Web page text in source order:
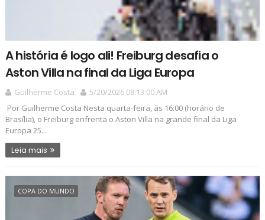
A história é logo ali! Freiburg desafia o
Aston Villa na final da Liga Europa
Guilherme Costa
5/20/2026 08:13:00 AM
Por Guilherme Costa Nesta quarta-feira, às 16:00 (horário de
Brasília), o Freiburg enfrenta o Aston Villa na grande final da Liga
Europa 25...
Leia mais
COPA DO MUNDO